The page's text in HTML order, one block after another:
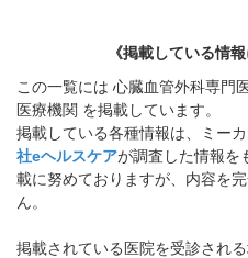
《掲載している情
この一覧には 心臓血管外科専門
医療機関 を掲載しています。
掲載している各種情報は、ミー
社eヘルスケアが調査した情報を
載に努めておりますが、内容を
ん。
掲載されている医院を受診され